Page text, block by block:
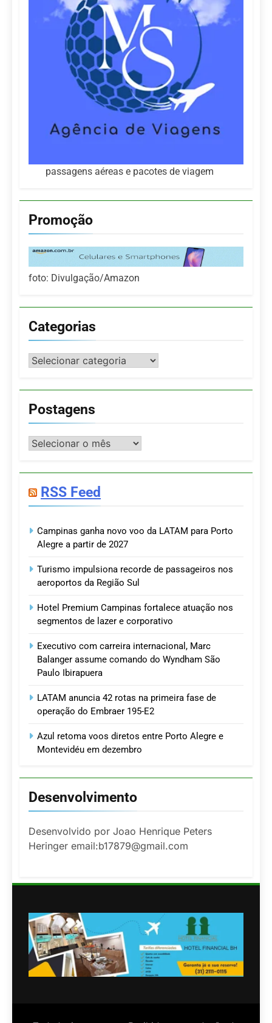
passagens aéreas e pacotes de viagem
Promoção
foto: Divulgação/Amazon
Categorias
Categorias
Postagens
Postagens
RSS Feed
Campinas ganha novo voo da LATAM para Porto
Alegre a partir de 2027
Turismo impulsiona recorde de passageiros nos
aeroportos da Região Sul
Hotel Premium Campinas fortalece atuação nos
segmentos de lazer e corporativo
Executivo com carreira internacional, Marc
Balanger assume comando do Wyndham São
Paulo Ibirapuera
LATAM anuncia 42 rotas na primeira fase de
operação do Embraer 195-E2
Azul retoma voos diretos entre Porto Alegre e
Montevidéu em dezembro
Desenvolvimento
Desenvolvido por Joao Henrique Peters
Heringer email:b17879@gmail.com